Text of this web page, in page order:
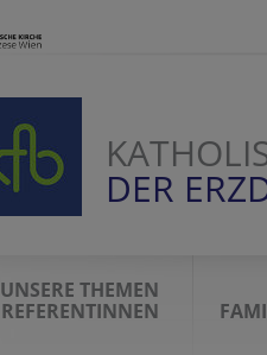
DER
UNSERE THEMEN
REFERENTINNEN